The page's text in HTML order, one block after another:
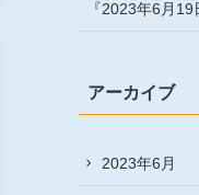
『2023年6月
アーカイブ
2023年6月